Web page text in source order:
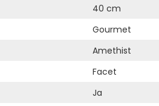
40 cm
Gourmet
Amethist
Facet
Ja